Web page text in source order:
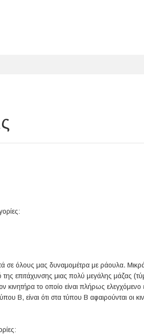
όλους μας δυναμομέτρα με ράουλα.
επιτάχυνσης μιας πολύ μεγάλης μάζας
το οποίο είναι πλήρως ελεγχόμενο
είναι ότι στα τύπου Β αφαιρούνται οι